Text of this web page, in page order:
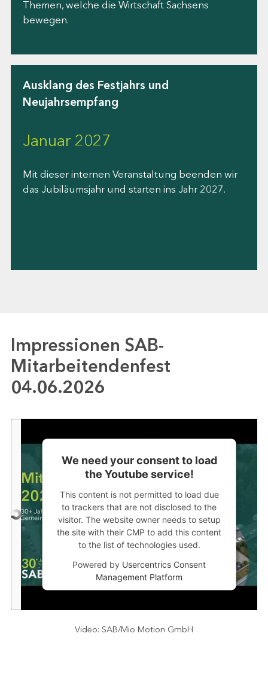
Themen, welche die Wirtschaft Sachsens
bewegen.
Ausklang des Festjahrs und
Neujahrsempfang
Januar 2027
Mit dieser internen Veranstaltung beenden wir
das Jubiläumsjahr und starten ins Jahr 2027.
Impressionen SAB-
Mitarbeitendenfest
04.06.2026
We need your consent to load
the Youtube service!
This content is not permitted to load due
to trackers that are not disclosed to the
visitor. The website owner needs to setup
the site with their CMP to add this content
to the list of technologies used.
Powered by Usercentrics Consent
Management Platform
Video: SAB/Mio Motion GmbH